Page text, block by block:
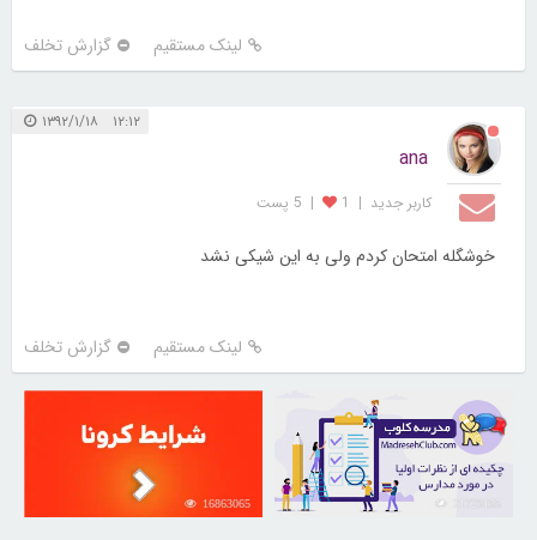
لینک مستقیم گزارش تخلف
۱۲:۱۲ ۱۳۹۲/۱/۱۸
ana
کاربر جديد |
1
| 5 پست
خوشگله امتحان کردم ولی به این شیکی نشد
لینک مستقیم گزارش تخلف
16863065